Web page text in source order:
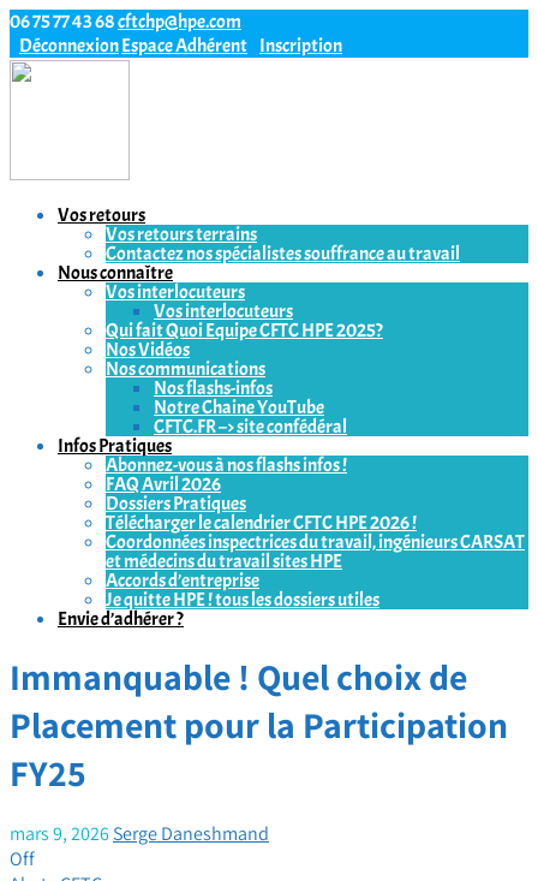
06 75 77 43 68cftchp@hpe.com
DéconnexionEspace Adhérent Inscription
Vos retours
Vos retours terrains
Contactez nos spécialistes souffrance au travail
Nous connaître
Vos interlocuteurs
Vos interlocuteurs
Qui fait Quoi Equipe CFTC HPE 2025?
Nos Vidéos
Nos communications
Nos flashs-infos
Notre Chaine YouTube
CFTC.FR –> site confédéral
Infos Pratiques
Abonnez-vous à nos flashs infos !
FAQ Avril 2026
Dossiers Pratiques
Télécharger le calendrier CFTC HPE 2026 !
Coordonnées inspectrices du travail, ingénieurs CARSAT
et médecins du travail sites HPE
Accords d’entreprise
Je quitte HPE ! tous les dossiers utiles
Envie d’adhérer ?
Immanquable ! Quel choix de
Placement pour la Participation
FY25
mars 9, 2026Serge Daneshmand
Off